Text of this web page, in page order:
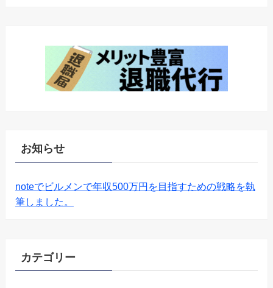
お知らせ
noteでビルメンで年収500万円を目指すための戦略を執
筆しました。
カテゴリー